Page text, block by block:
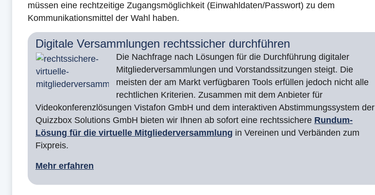
müssen eine rechtzeitige Zugangsmöglichkeit (Einwahldaten/Passwort) zu dem
Kommunikationsmittel der Wahl haben.
Digitale Versammlungen rechtssicher durchführen
Die Nachfrage nach Lösungen für die Durchführung digitaler
Mitgliederversammlungen und Vorstandssitzungen steigt. Die
meisten der am Markt verfügbaren Tools erfüllen jedoch nicht alle
rechtlichen Kriterien. Zusammen mit dem Anbieter für
Videokonferenzlösungen Vistafon GmbH und dem interaktiven Abstimmungssystem der
Quizzbox Solutions GmbH bieten wir Ihnen ab sofort eine rechtssichere Rundum-
Lösung für die virtuelle Mitgliederversammlung in Vereinen und Verbänden zum
Fixpreis.
Mehr erfahren